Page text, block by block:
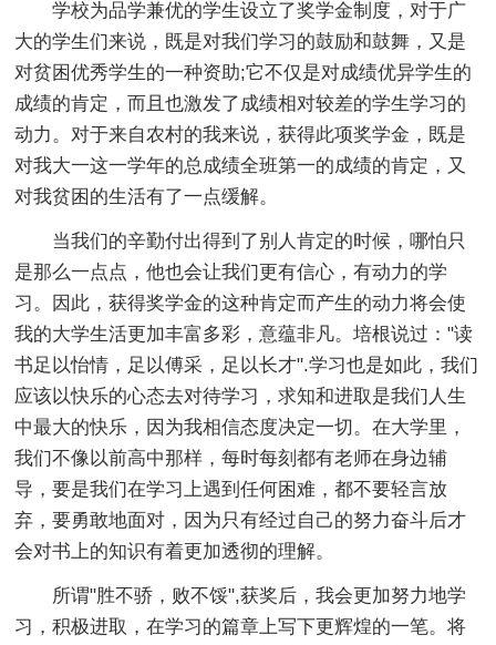
学校为品学兼优的学生设立了奖学金制度，对于广
大的学生们来说，既是对我们学习的鼓励和鼓舞，又是
对贫困优秀学生的一种资助;它不仅是对成绩优异学生的
成绩的肯定，而且也激发了成绩相对较差的学生学习的
动力。对于来自农村的我来说，获得此项奖学金，既是
对我大一这一学年的总成绩全班第一的成绩的肯定，又
对我贫困的生活有了一点缓解。
当我们的辛勤付出得到了别人肯定的时候，哪怕只
是那么一点点，他也会让我们更有信心，有动力的学
习。因此，获得奖学金的这种肯定而产生的动力将会使
我的大学生活更加丰富多彩，意蕴非凡。培根说过："读
书足以怡情，足以傅采，足以长才".学习也是如此，我们
应该以快乐的心态去对待学习，求知和进取是我们人生
中最大的快乐，因为我相信态度决定一切。在大学里，
我们不像以前高中那样，每时每刻都有老师在身边辅
导，要是我们在学习上遇到任何困难，都不要轻言放
弃，要勇敢地面对，因为只有经过自己的努力奋斗后才
会对书上的知识有着更加透彻的理解。
所谓"胜不骄，败不馁",获奖后，我会更加努力地学
习，积极进取，在学习的篇章上写下更辉煌的一笔。将